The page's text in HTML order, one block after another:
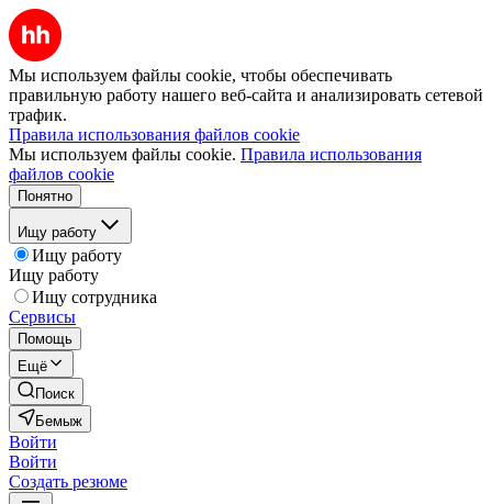
Мы используем файлы cookie, чтобы обеспечивать
правильную работу нашего веб-сайта и анализировать сетевой
трафик.
Правила использования файлов cookie
Мы используем файлы cookie. Правила использования
файлов cookie
Понятно
Ищу работу
Ищу работу
Ищу работу
Ищу сотрудника
Сервисы
Помощь
Ещё
Поиск
Бемыж
Войти
Войти
Создать резюме